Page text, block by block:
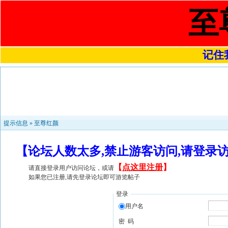
至
记住
提示信息 » 至尊红颜
【论坛人数太多,禁止游客访问,请登
请直接登录用户访问论坛，或请 【 点这里注册】
如果您已注册,请先登录论坛即可游览帖子
登录
用户名
密 码